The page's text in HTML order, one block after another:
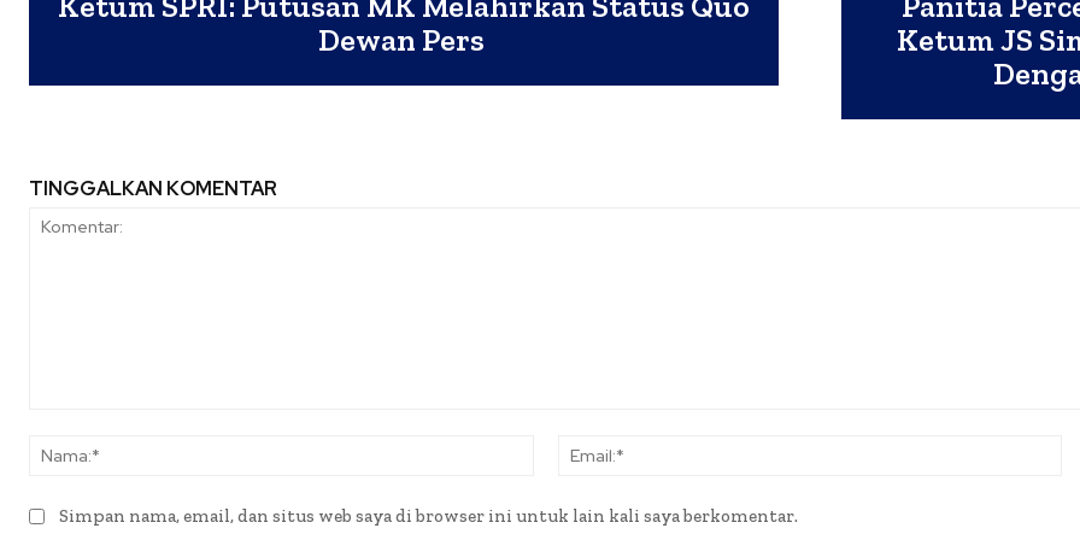
Dewan Pers
Ketum JS
TINGGALKAN KOMENTAR
Nama:*
Simpan nama, email, dan situs web saya di browser ini untuk lain kali saya berkomentar.